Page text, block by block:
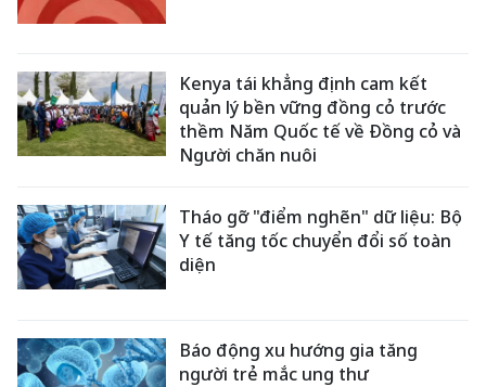
Kenya tái khẳng định cam kết
quản lý bền vững đồng cỏ trước
thềm Năm Quốc tế về Đồng cỏ và
Người chăn nuôi
Tháo gỡ "điểm nghẽn" dữ liệu: Bộ
Y tế tăng tốc chuyển đổi số toàn
diện
Báo động xu hướng gia tăng
người trẻ mắc ung thư